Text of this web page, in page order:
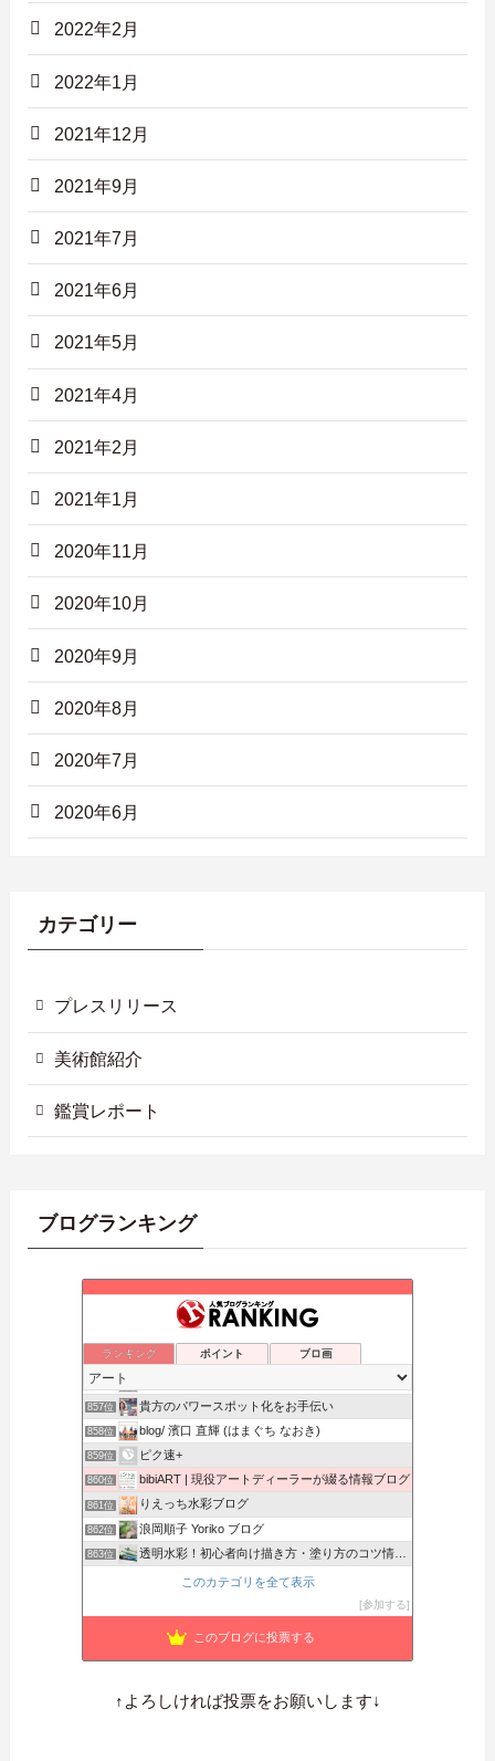
2022年2月
2022年1月
2021年12月
2021年9月
2021年7月
2021年6月
2021年5月
2021年4月
2021年2月
2021年1月
2020年11月
2020年10月
2020年9月
2020年8月
2020年7月
2020年6月
カテゴリー
プレスリリース
美術館紹介
鑑賞レポート
ブログランキング
ランキング ポイント ブロ画
気が向くままに
絵とWebとネコさん
855位 Shimada Sanami Official Blog
856位
857位 貴方のパワースポット化をお手伝い
858位 blog/ 濱口 直輝 (はまぐち なおき)
859位 ピク速+
860位 bibiART | 現役アートディーラーが綴る情報ブログ
861位 りえっち水彩ブログ
862位 浪岡順子 Yoriko ブログ
863位 透明水彩！初心者向け描き方・塗り方のコツ情報サイト
SOUKA DESIGN STUDIO blog
このカテゴリを全て表示
参加する
このブログに投票する
↑よろしければ投票をお願いします↓